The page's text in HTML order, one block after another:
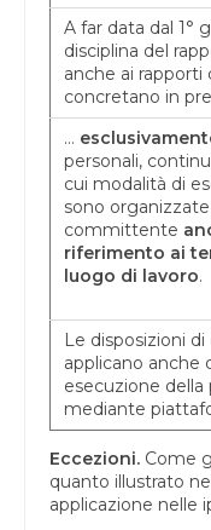
A far data dal 1°
disciplina del
anche ai rapporti
concretano in
…
personali,
cui modalità di
sono organizzate
committente
riferimento ai
luogo di lavoro.
Le disposizioni
applicano anche
esecuzione
mediante
Eccezioni. Come
quanto illustrato
applicazione nelle